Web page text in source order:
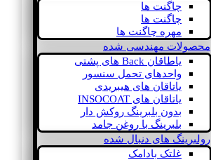
چاگنت ها
چاگنت ها
مهره چاگنت ها
محصولات مهندسی شده
یاطاقان Back های پشتی
واحدهای تحمل سنسور
یاتاقان های هیبریدی
یاتاقان های INSOCOAT
بدون بلبرینگ روکش دار
بلبرینگ با روغن جامد
رولبرینگ های دنبال شده
غلتک بادامک